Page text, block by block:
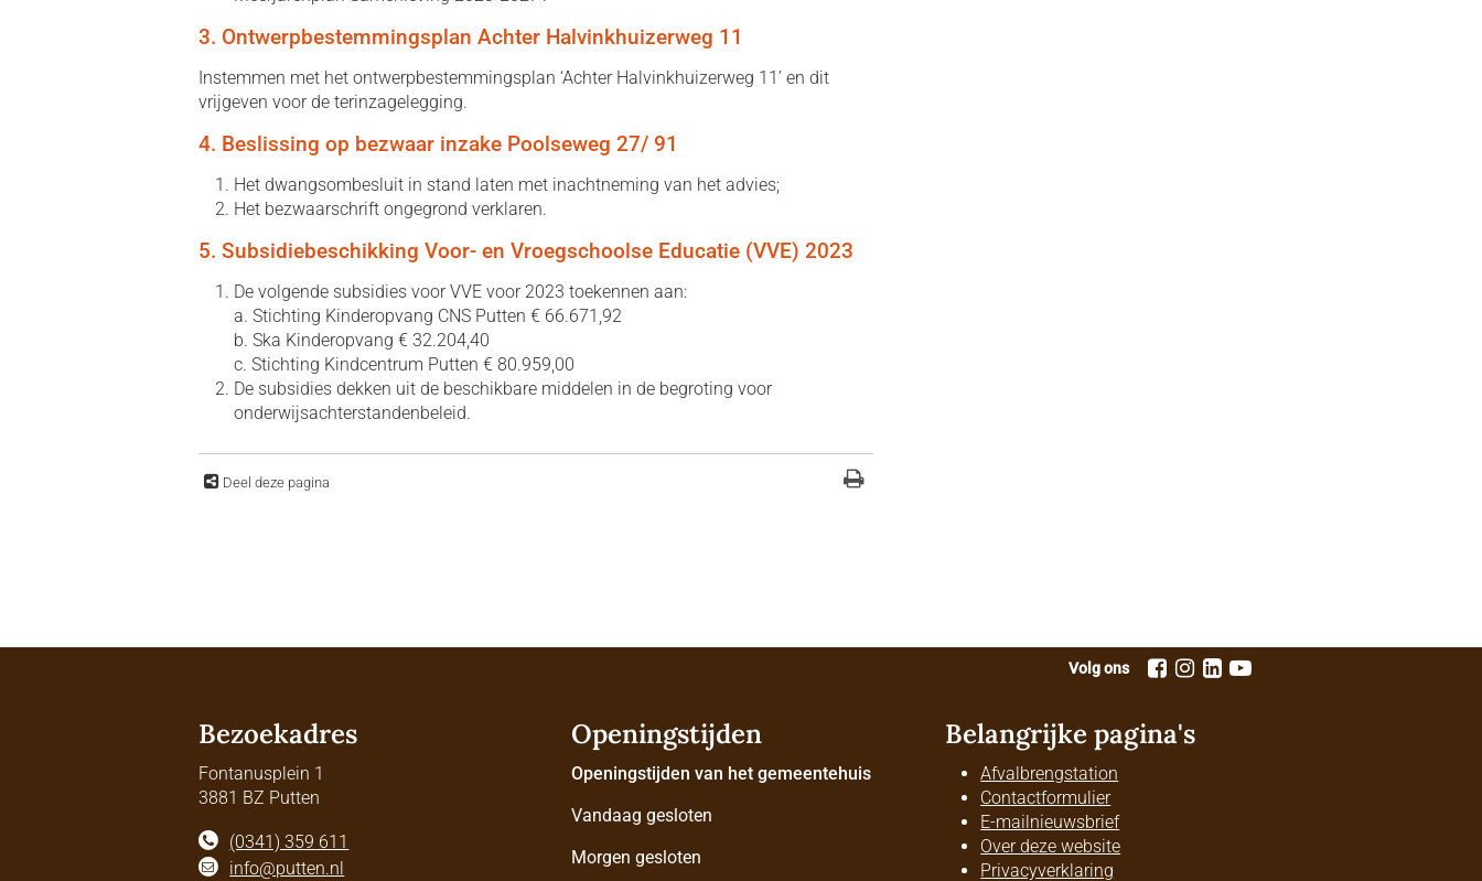
3. Ontwerpbestemmingsplan Achter Halvinkhuizerweg 11
Instemmen met het ontwerpbestemmingsplan ‘Achter Halvinkhuizerweg 11’ en dit
vrijgeven voor de terinzagelegging.
4. Beslissing op bezwaar inzake Poolseweg 27/ 91
Het dwangsombesluit in stand laten met inachtneming van het advies;
Het bezwaarschrift ongegrond verklaren.
5. Subsidiebeschikking Voor- en Vroegschoolse Educatie (VVE) 2023
De volgende subsidies voor VVE voor 2023 toekennen aan:
a. Stichting Kinderopvang CNS Putten € 66.671,92
b. Ska Kinderopvang € 32.204,40
c. Stichting Kindcentrum Putten € 80.959,00
De subsidies dekken uit de beschikbare middelen in de begroting voor
onderwijsachterstandenbeleid.
Deel deze pagina
Volg ons
Bezoekadres
Fontanusplein 1
3881 BZ Putten
(0341) 359 611
info@putten.nl
Openingstijden
Openingstijden van het gemeentehuis
Vandaag gesloten
Morgen gesloten
Belangrijke pagina's
Afvalbrengstation
Contactformulier
E-mailnieuwsbrief
Over deze website
Privacyverklaring